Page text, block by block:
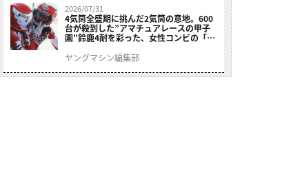
2026/07/31
4気筒全盛期に挑んだ2気筒の意地。600
台が殺到した”アマチュアレースの甲子
園”鈴鹿4耐を彩った、女性コンビの「ス
ヤングマシン編集部